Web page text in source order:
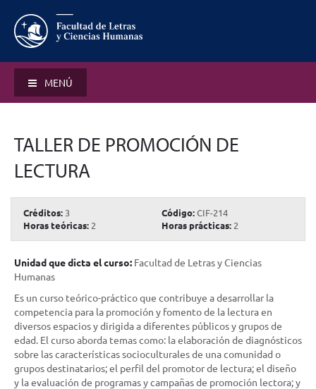
MENÚ
TALLER DE PROMOCIÓN DE
LECTURA
Créditos: 3 Código:CIF-214
Horas teóricas: 2 Horas prácticas: 2
Unidad que dicta el curso: Facultad de Letras y Ciencias
Humanas
Es un curso teórico-práctico que contribuye a desarrollar la
competencia para la promoción y fomento de la lectura en
diversos espacios y dirigida a diferentes públicos y grupos de
edad. El curso aborda temas como: la elaboración de diagnósticos
sobre las características socioculturales de una comunidad o
grupos destinatarios; el perfil del promotor de lectura; el diseño
y la evaluación de programas y campañas de promoción lectora; y